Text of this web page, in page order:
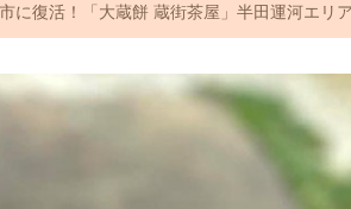
市に復活！「大蔵餅 蔵街茶屋」半田運河エリ